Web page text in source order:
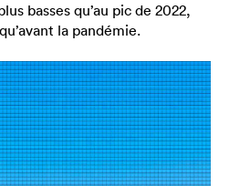
basses qu’au pic de 2022,
la pandémie.